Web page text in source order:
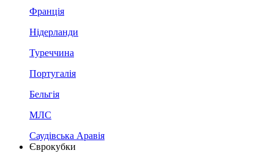
Франція
Нідерланди
Туреччина
Португалія
Бельгія
МЛС
Саудівська Аравія
Єврокубки